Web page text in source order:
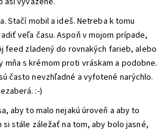
Stačí mobil a ideš. Netreba k tomu
veľa času. Aspoň v mojom prípade,
feed zladený do rovnakých farieb, alebo
mňa s krémom proti vráskam a podobne.
často nevzhľadné a vyfotené narýchlo.
:-)
aby to malo nejakú úroveň a aby to
stále záležať na tom, aby bolo jasné,